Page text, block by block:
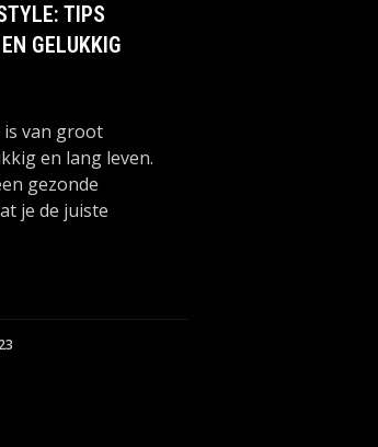
TIPS
GELUKKIG
is van groot
en lang leven.
gezonde
je de juiste